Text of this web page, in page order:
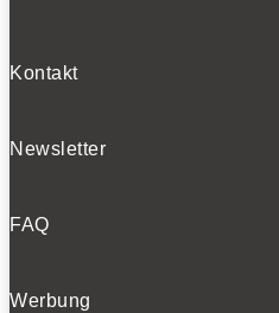
Kontakt
Newsletter
FAQ
Werbung